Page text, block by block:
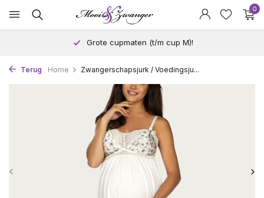
0
Grote cupmaten (t/m cup M)!
Terug Home Zwangerschapsjurk / Voedingsju...